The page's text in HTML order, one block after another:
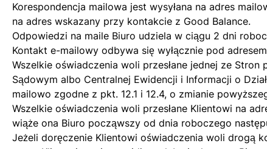
Korespondencja mailowa jest wysyłana na adres
na adres wskazany przy kontakcie z Good Balance.
Odpowiedzi na maile Biuro udziela w ciągu 2 dni
Kontakt e-mailowy odbywa się wyłącznie pod
Wszelkie oświadczenia woli przesłane jednej ze
Sądowym albo Centralnej Ewidencji i Informacji o
mailowo zgodne z pkt. 12.1 i 12.4, o zmianie
Wszelkie oświadczenia woli przesłane Klientowi na
wiąże ona Biuro począwszy od dnia roboczego
Jeżeli doręczenie Klientowi oświadczenia woli drogą